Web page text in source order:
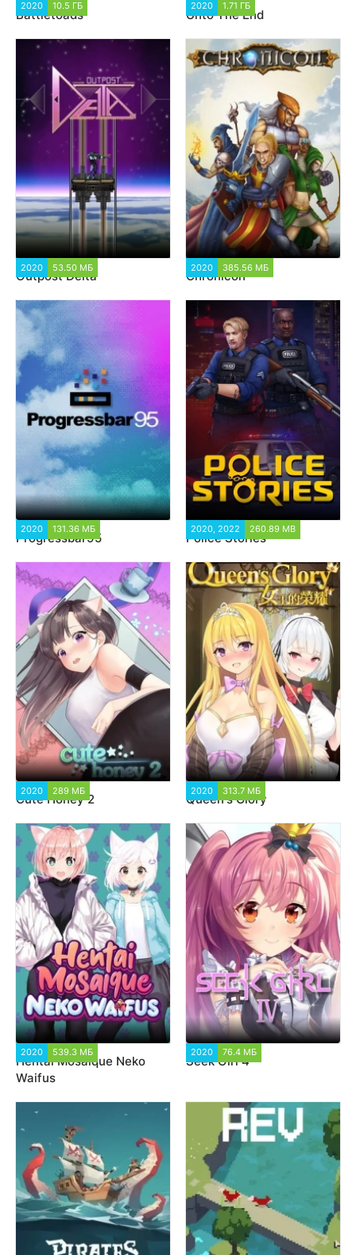
2020 10.5 ГБ
Battletoads
2020 1.71 ГБ
Unto The End
2020 53.50 МБ
Outpost Delta
2020 385.56 МБ
Chronicon
2020 131.36 МБ
Progressbar95
2020, 2022 260.89 MB
Police Stories
2020 289 МБ
Cute Honey 2
2020 313.7 МБ
Queen's Glory
2020 539.3 МБ
Hentai Mosaique Neko
Waifus
2020 76.4 МБ
Seek Girl 4